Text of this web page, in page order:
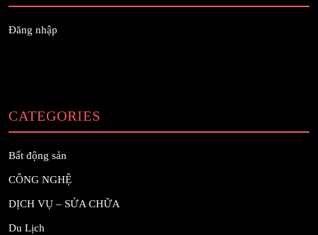
Đăng nhập
CATEGORIES
Bất động sản
CÔNG NGHỆ
DỊCH VỤ – SỬA CHỮA
Du Lịch